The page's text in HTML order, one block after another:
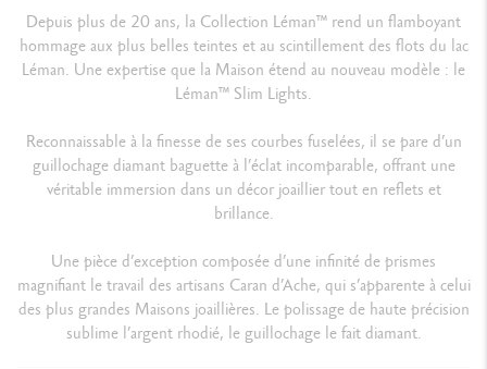
Depuis plus de 20 ans, la Collection Léman™ rend un flamboyant
hommage aux plus belles teintes et au scintillement des flots du lac
Léman. Une expertise que la Maison étend au nouveau modèle : le
Léman™ Slim Lights.
Reconnaissable à la finesse de ses courbes fuselées, il se pare d’un
guillochage diamant baguette à l’éclat incomparable, offrant une
véritable immersion dans un décor joaillier tout en reflets et
brillance.
Une pièce d’exception composée d’une infinité de prismes
magnifiant le travail des artisans Caran d’Ache, qui s’apparente à celui
des plus grandes Maisons joaillières. Le polissage de haute précision
sublime l’argent rhodié, le guillochage le fait diamant.